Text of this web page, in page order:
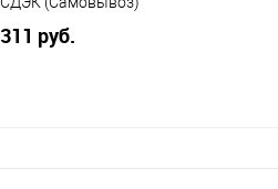
311 руб.